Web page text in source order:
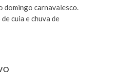
domingo carnavalesco.
cuia e chuva de